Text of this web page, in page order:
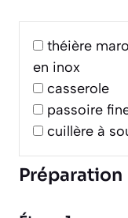
théière
en inox
casserole
passoire
cuillère à
Préparation